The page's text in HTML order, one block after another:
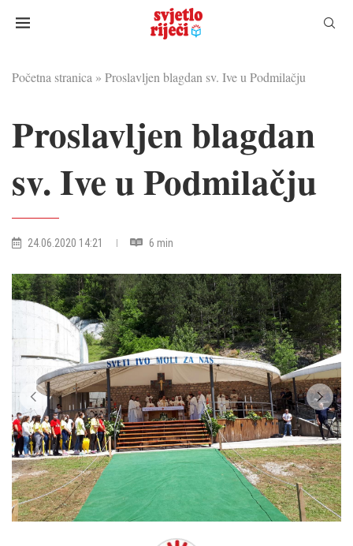
Početna stranica » Proslavljen blagdan sv. Ive u Podmilačju
Proslavljen blagdan
sv. Ive u Podmilačju
24.06.2020 14:21 6 min